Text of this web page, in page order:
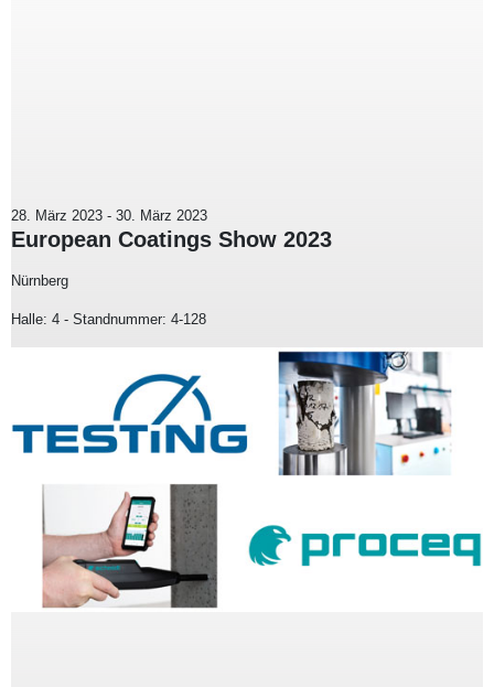
28. März 2023 - 30. März 2023
European Coatings Show 2023
Nürnberg
Halle: 4 - Standnummer: 4-128